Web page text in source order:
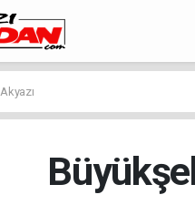
Akyazı